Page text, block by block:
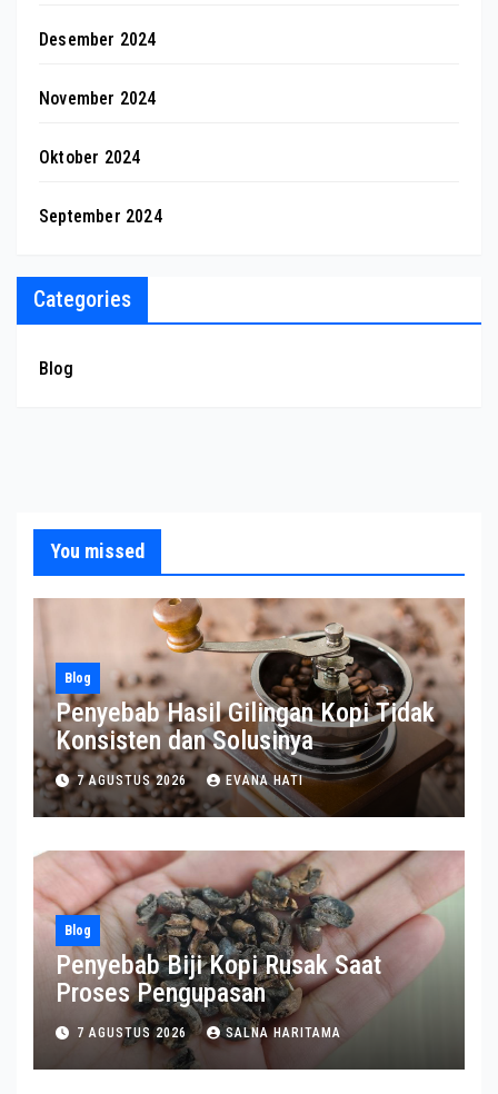
Desember 2024
November 2024
Oktober 2024
September 2024
Categories
Blog
You missed
Blog
Penyebab Hasil Gilingan Kopi Tidak
Konsisten dan Solusinya
7 AGUSTUS 2026 EVANA HATI
Blog
Penyebab Biji Kopi Rusak Saat
Proses Pengupasan
7 AGUSTUS 2026 SALNA HARITAMA